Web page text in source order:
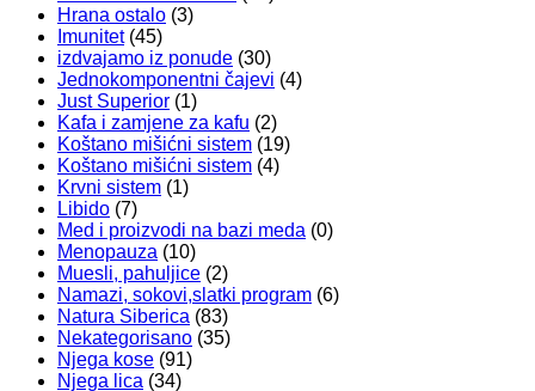
Hrana ostalo (3)
Imunitet (45)
izdvajamo iz ponude (30)
Jednokomponentni čajevi (4)
Just Superior (1)
Kafa i zamjene za kafu (2)
Koštano mišićni sistem (19)
Koštano mišićni sistem (4)
Krvni sistem (1)
Libido (7)
Med i proizvodi na bazi meda (0)
Menopauza (10)
Muesli, pahuljice (2)
Namazi, sokovi,slatki program (6)
Natura Siberica (83)
Nekategorisano (35)
Njega kose (91)
Njega lica (34)